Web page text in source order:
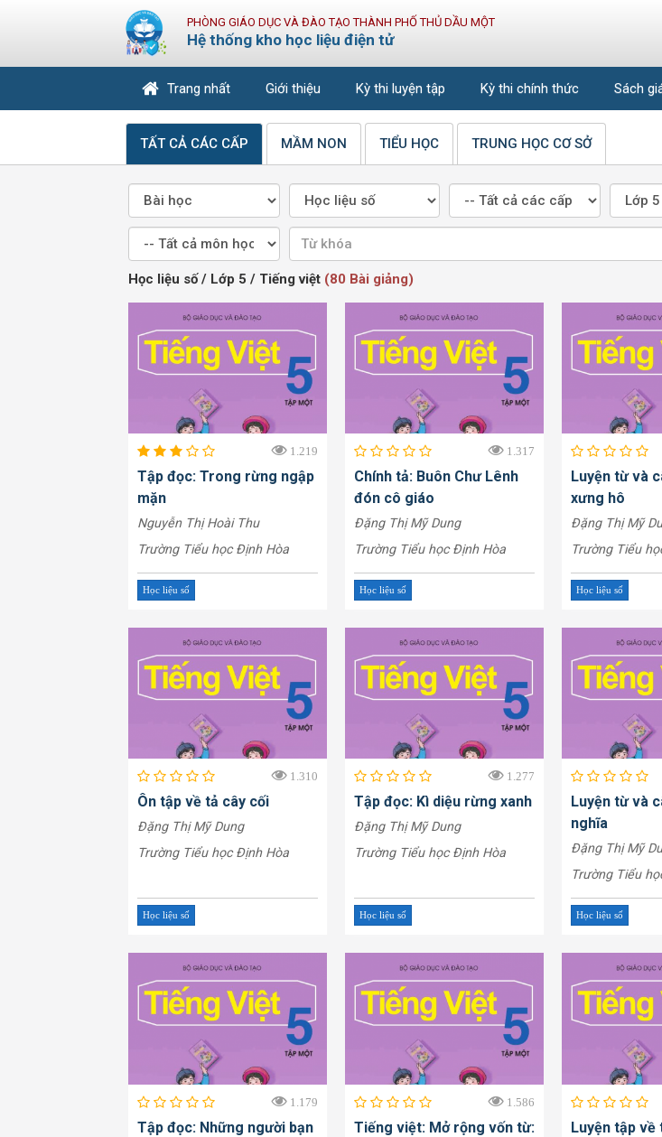
PHÒNG GIÁO DỤC VÀ ĐÀO TẠO THÀNH PHỐ THỦ DẦU MỘT
Hệ thống kho học liệu điện tử
Trang nhất Giới thiệu Kỳ thi luyện tập Kỳ thi chính thức Sách
TẤT CẢ CÁC CẤP MẦM NON TIỂU HỌC TRUNG HỌC CƠ SỞ
Học liệu số / Lớp 5 / Tiếng việt (80 Bài giảng)
1.219
Tập đọc: Trong rừng ngập
mặn
Nguyễn Thị Hoài Thu
Trường Tiểu học Định Hòa
Học liệu số
1.317
Chính tả: Buôn Chư Lênh
đón cô giáo
Đặng Thị Mỹ Dung
Trường Tiểu học Định Hòa
Học liệu số
Luyện từ và
xưng hô
Đặng Thị Mỹ
Trường Tiểu
Học liệu số
1.310
Ôn tập về tả cây cối
Đặng Thị Mỹ Dung
Trường Tiểu học Định Hòa
Học liệu số
1.277
Tập đọc: Kì diệu rừng xanh
Đặng Thị Mỹ Dung
Trường Tiểu học Định Hòa
Học liệu số
Luyện từ và
nghĩa
Đặng Thị Mỹ
Trường Tiểu
Học liệu số
1.179
Tập đọc: Những người bạn
1.586
Tiếng việt: Mở rộng vốn từ:
Luyện tập về